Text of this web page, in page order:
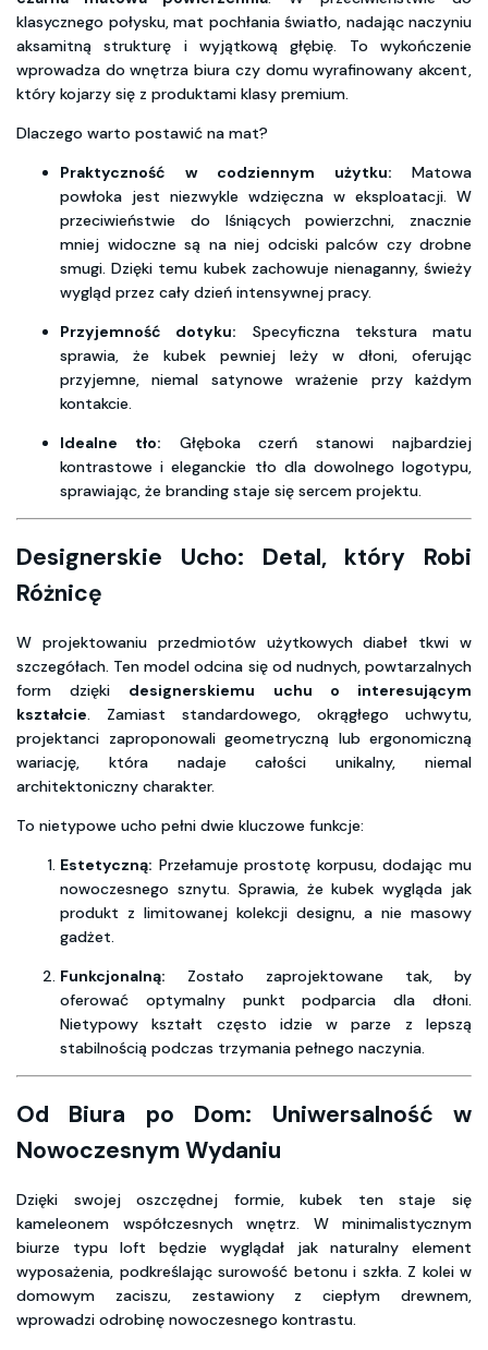
klasycznego połysku, mat pochłania światło, nadając naczyniu
aksamitną strukturę i wyjątkową głębię. To wykończenie
wprowadza do wnętrza biura czy domu wyrafinowany akcent,
który kojarzy się z produktami klasy premium.
Dlaczego warto postawić na mat?
Praktyczność w codziennym użytku: Matowa
powłoka jest niezwykle wdzięczna w eksploatacji. W
przeciwieństwie do lśniących powierzchni, znacznie
mniej widoczne są na niej odciski palców czy drobne
smugi. Dzięki temu kubek zachowuje nienaganny, świeży
wygląd przez cały dzień intensywnej pracy.
Przyjemność dotyku: Specyficzna tekstura matu
sprawia, że kubek pewniej leży w dłoni, oferując
przyjemne, niemal satynowe wrażenie przy każdym
kontakcie.
Idealne tło: Głęboka czerń stanowi najbardziej
kontrastowe i eleganckie tło dla dowolnego logotypu,
sprawiając, że branding staje się sercem projektu.
Designerskie Ucho: Detal, który Robi
Różnicę
W projektowaniu przedmiotów użytkowych diabeł tkwi w
szczegółach. Ten model odcina się od nudnych, powtarzalnych
form dzięki designerskiemu uchu o interesującym
kształcie. Zamiast standardowego, okrągłego uchwytu,
projektanci zaproponowali geometryczną lub ergonomiczną
wariację, która nadaje całości unikalny, niemal
architektoniczny charakter.
To nietypowe ucho pełni dwie kluczowe funkcje:
Estetyczną: Przełamuje prostotę korpusu, dodając mu
nowoczesnego sznytu. Sprawia, że kubek wygląda jak
produkt z limitowanej kolekcji designu, a nie masowy
gadżet.
Funkcjonalną: Zostało zaprojektowane tak, by
oferować optymalny punkt podparcia dla dłoni.
Nietypowy kształt często idzie w parze z lepszą
stabilnością podczas trzymania pełnego naczynia.
Od Biura po Dom: Uniwersalność w
Nowoczesnym Wydaniu
Dzięki swojej oszczędnej formie, kubek ten staje się
kameleonem współczesnych wnętrz. W minimalistycznym
biurze typu loft będzie wyglądał jak naturalny element
wyposażenia, podkreślając surowość betonu i szkła. Z kolei w
domowym zaciszu, zestawiony z ciepłym drewnem,
wprowadzi odrobinę nowoczesnego kontrastu.